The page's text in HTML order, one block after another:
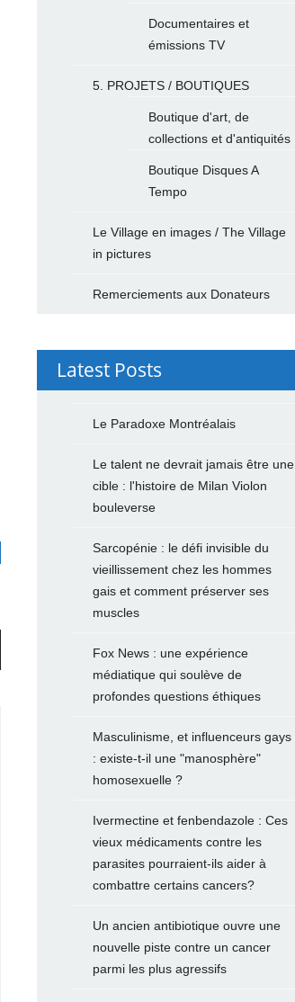
Documentaires et
émissions TV
5. PROJETS / BOUTIQUES
Boutique d'art, de
collections et d'antiquités
Boutique Disques A
Tempo
Le Village en images / The Village
in pictures
Remerciements aux Donateurs
Latest Posts
Le Paradoxe Montréalais
Le talent ne devrait jamais être une
cible : l'histoire de Milan Violon
bouleverse
Sarcopénie : le défi invisible du
vieillissement chez les hommes
gais et comment préserver ses
muscles
Fox News : une expérience
médiatique qui soulève de
profondes questions éthiques
Masculinisme, et influenceurs gays
: existe-t-il une "manosphère"
homosexuelle ?
Ivermectine et fenbendazole : Ces
vieux médicaments contre les
parasites pourraient-ils aider à
combattre certains cancers?
Un ancien antibiotique ouvre une
nouvelle piste contre un cancer
parmi les plus agressifs